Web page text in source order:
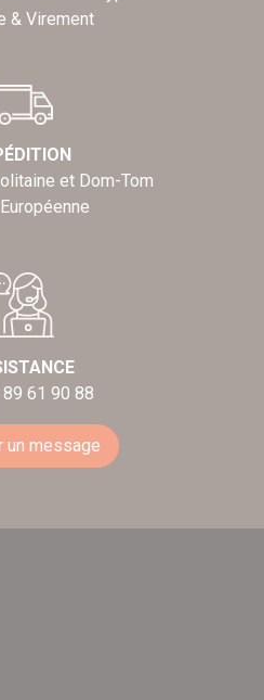
& Virement
et Dom-Tom
89 61 90 88
un message